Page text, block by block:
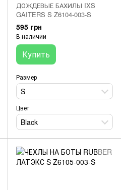
ДОЖДЕВЫЕ БАХИЛЫ IXS
GAITERS S Z6104-003-S
595 грн
В наличии
Купить
Размер
S
Цвет
Black